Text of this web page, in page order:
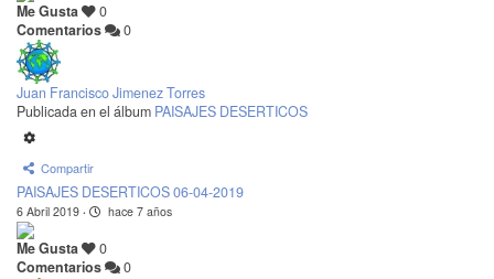
Me Gusta
0
Comentarios
0
Juan Francisco Jimenez Torres
Publicada en el álbum PAISAJES DESERTICOS
Compartir
PAISAJES DESERTICOS 06-04-2019
6 Abril 2019 · hace 7 años
Me Gusta
0
Comentarios
0